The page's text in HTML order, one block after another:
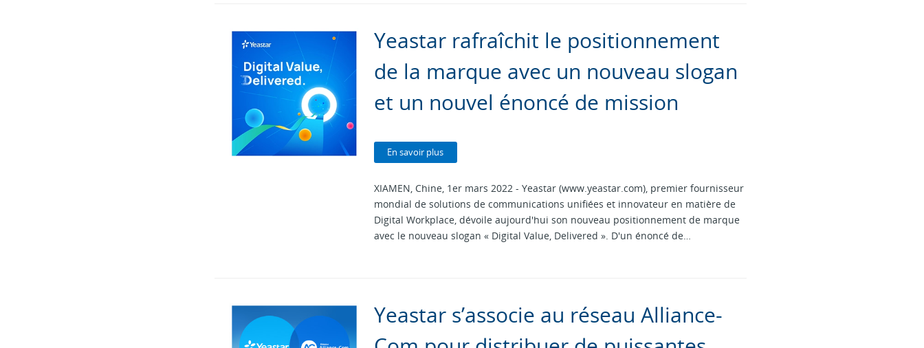
Yeastar rafraîchit le positionnement
de la marque avec un nouveau slogan
et un nouvel énoncé de mission
En savoir plus
XIAMEN, Chine, 1er mars 2022 - Yeastar (www.yeastar.com), premier fournisseur
mondial de solutions de communications unifiées et innovateur en matière de
Digital Workplace, dévoile aujourd'hui son nouveau positionnement de marque
avec le nouveau slogan « Digital Value, Delivered ». D'un énoncé de…
Yeastar s’associe au réseau Alliance-